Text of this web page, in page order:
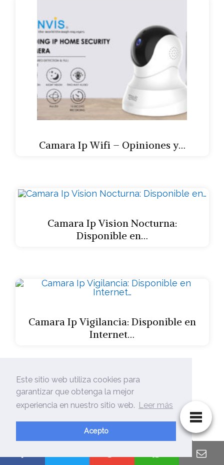
Camara Ip Wifi – Opiniones y…
Camara Ip Vision Nocturna:
Disponible en…
Camara Ip Vigilancia: Disponible en
Internet…
⭐Opiniones de
otros clientes⭐
El sitio a tener en cuenta actualmente para
comparar más valoraciones verdaderas de otros
Este sitio web utiliza cookies para
garantizar que obtenga la mejor
experiencia en nuestro sitio web. Leer más
Acepto